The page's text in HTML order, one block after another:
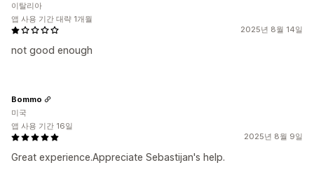
2025년 8월 14일
not good enough
이탈리아
앱 사용 기간 대략 1개월
2025년 8월 9일
Great experience.Appreciate Sebastijan's help.
Bommo
미국
앱 사용 기간 16일